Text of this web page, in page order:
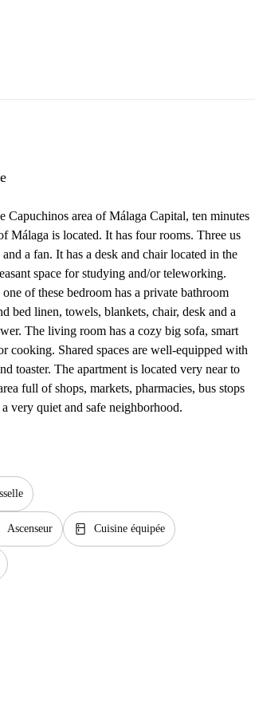
Capuchinos area of ​​Málaga Capital, ten minutes
is located. It has four rooms. Three us
a fan. It has a desk and chair located in the
space for studying and/or teleworking.
of these bedroom has a private bathroom
bed linen, towels, blankets, chair, desk and a
The living room has a cozy big sofa, smart
cooking. Shared spaces are well-equipped with
toaster. The apartment is located very near to
full of shops, markets, pharmacies, bus stops
very quiet and safe neighborhood.
Ascenseur kitchen Cuisine équipée